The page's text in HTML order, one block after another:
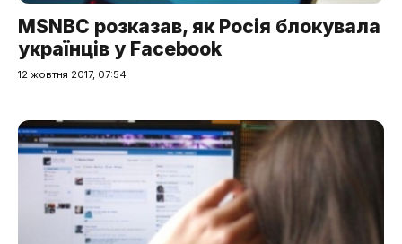
MSNBC розказав, як Росія блокувала
українців у Facebook
12 жовтня 2017, 07:54